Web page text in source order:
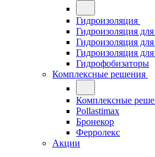
Гидроизоляция
Гидроизоляция
Гидроизоляция для
Гидроизоляция
Гидрофобизаторы
Комплексные решения
Комплексные
Pollastimax
Бронекор
Ферролекс
Акции